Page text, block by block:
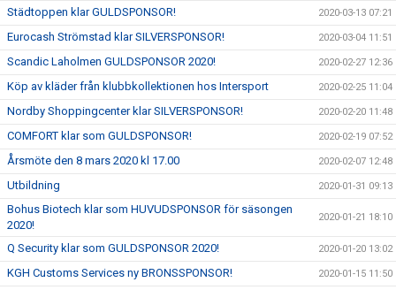
Städtoppen klar GULDSPONSOR! 2020-03-13 07:21
Eurocash Strömstad klar SILVERSPONSOR! 2020-03-04 11:51
Scandic Laholmen GULDSPONSOR 2020! 2020-02-27 12:36
Köp av kläder från klubbkollektionen hos Intersport 2020-02-25 11:04
Nordby Shoppingcenter klar SILVERSPONSOR! 2020-02-20 11:48
COMFORT klar som GULDSPONSOR! 2020-02-19 07:52
Årsmöte den 8 mars 2020 kl 17.00 2020-02-07 12:48
Utbildning 2020-01-31 09:13
Bohus Biotech klar som HUVUDSPONSOR för säsongen
2020!
2020-01-21 18:10
Q Security klar som GULDSPONSOR 2020! 2020-01-20 13:02
KGH Customs Services ny BRONSSPONSOR! 2020-01-15 11:50